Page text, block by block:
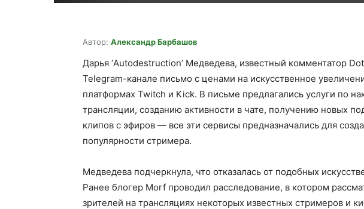
Автор: Александр Барбашов
Дарья ‘Autodestruction’ Медведева, известный комментатор
Telegram-канале письмо с ценами на искусственное
платформах Twitch и Kick. В письме предлагались услуги по
трансляции, созданию активности в чате, получению новых
клипов с эфиров — все эти сервисы предназначались для
популярности стримера.
Медведева подчеркнула, что отказалась от подобных
Ранее блогер Morf проводил расследование, в котором
зрителей на трансляциях некоторых известных стримеров и